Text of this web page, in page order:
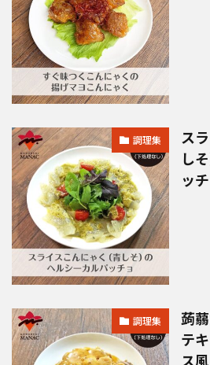
調理集
ス
し
ッ
調理集
蒟
テ
ス風